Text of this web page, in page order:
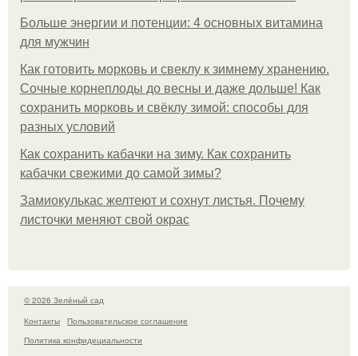
Больше энергии и потенции: 4 основных витамина
для мужчин
Как готовить морковь и свеклу к зимнему хранению.
Сочные корнеплоды до весны и даже дольше! Как
сохранить морковь и свёклу зимой: способы для
разных условий
Как сохранить кабачки на зиму. Как сохранить
кабачки свежими до самой зимы?
Замиокулькас желтеют и сохнут листья. Почему
листочки меняют свой окрас
© 2026 Зелёный сад
Контакты
Пользовательское соглашение
Политика конфидециальности